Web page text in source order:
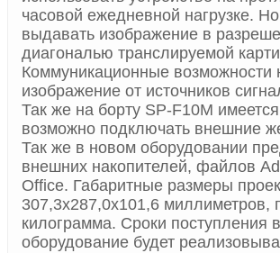
часовой ежедневной нагрузке.
выдавать изображение в
диагональю транслируемой
Коммуникационные возможности
изображение от источников
Так же на борту SP-F10M
возможно подключать внешние
Так же в новом оборудовании
внешних накопителей, файлов
Office. Габаритные размеры
307,3х287,0х101,6 миллиметров,
килограмма. Сроки поступления
оборудование будет